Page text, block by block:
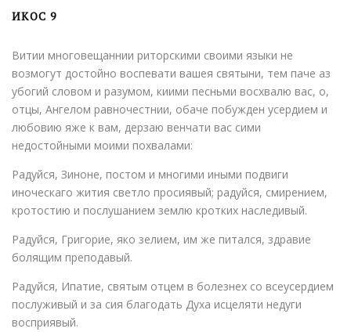
ИКОС 9
Витии многовещаннии риторскими своими языки не
возмогут достойно воспевати вашея святыни, тем паче аз
убогий словом и разумом, киими песньми восхвалю вас, о,
отцы, Ангелом равночестнии, обаче побужден усердием и
любовию яже к вам, дерзаю венчати вас сими
недостойными моими похвалами:
Радуйся, Зиноне, постом и многими иными подвиги
иноческаго жития светло просиявый; радуйся, смирением,
кротостию и послушанием землю кротких наследивый.
Радуйся, Григорие, яко зелием, им же питался, здравие
болящим преподавый.
Радуйся, Ипатие, святым отцем в болезнех со всеусердием
послуживый и за сия благодать Духа исцеляти недуги
восприявый.